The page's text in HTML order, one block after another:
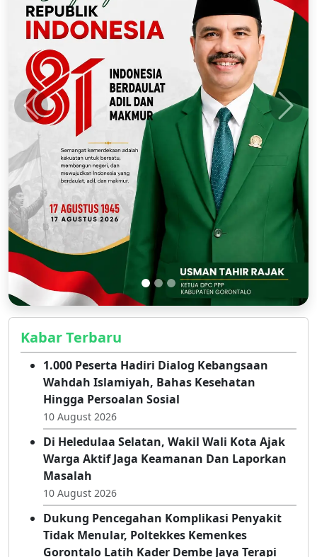
Kabar Terbaru
1.000 Peserta Hadiri Dialog Kebangsaan
Wahdah Islamiyah, Bahas Kesehatan
Hingga Persoalan Sosial
10 August 2026
Di Heledulaa Selatan, Wakil Wali Kota Ajak
Warga Aktif Jaga Keamanan Dan Laporkan
Masalah
10 August 2026